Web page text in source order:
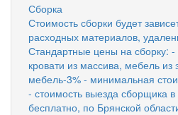
Сборка
Стоимость сборки будет
расходных материалов,
Стандартные цены на сборку:
кровати из массива, мебель из
мебель-3% - минимальная
- стоимость выезда сборщика в
бесплатно, по Брянской